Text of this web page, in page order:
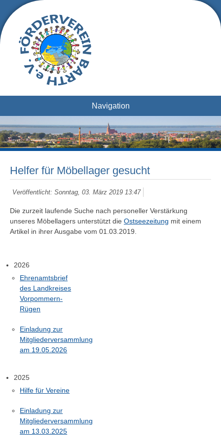
Navigation
Helfer für Möbellager gesucht
Veröffentlicht: Sonntag, 03. März 2019 13:47
Die zurzeit laufende Suche nach personeller Verstärkung
unseres Möbellagers unterstützt die Ostseezeitung mit einem
Artikel in ihrer Ausgabe vom 01.03.2019.
2026
Ehrenamtsbrief
des Landkreises
Vorpommern-
Rügen
Einladung zur
Mitgliederversammlung
am 19.05.2026
2025
Hilfe für Vereine
Einladung zur
Mitgliederversammlung
am 13.03.2025